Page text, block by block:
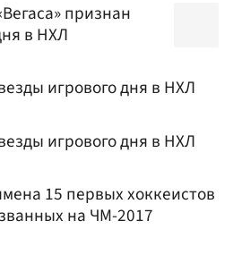
признан
в НХЛ
игрового дня в НХЛ
игрового дня в НХЛ
15 первых хоккеистов
на ЧМ-2017